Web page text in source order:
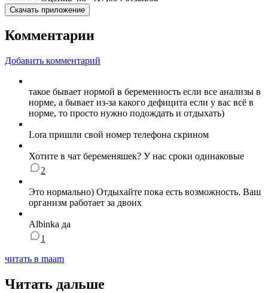
Скачать приложение
Комментарии
Добавить комментарий
такое бывает нормой в беременность если все анализы в
норме, а бывает из-за какого дефицита если у вас всё в
норме, то просто нужно подождать и отдыхать)
Lora пришли свой номер телефона скрином
Хотите в чат беременяшек? У нас сроки одинаковые
2
Это нормально) Отдыхайте пока есть возможность. Ваш
организм работает за двоих
Albinka да
1
читать в maam
Читать дальше